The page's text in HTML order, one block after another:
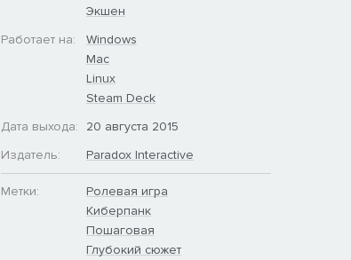
Экшен
Работает на:
Windows
Mac
Linux
Steam Deck
Дата выхода:
20 августа 2015
Издатель:
Paradox Interactive
Метки:
Ролевая игра
Киберпанк
Пошаговая
Глубокий сюжет